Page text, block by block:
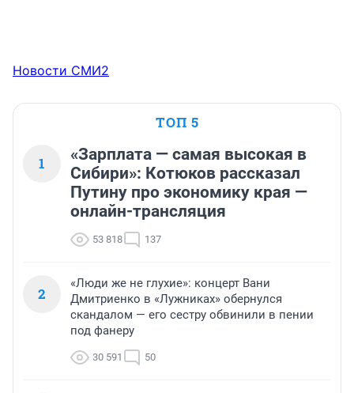
Новости СМИ2
ТОП 5
1
«Зарплата — самая высокая в
Сибири»: Котюков рассказал
Путину про экономику края —
онлайн-трансляция
53 818 137
2
«Люди же не глухие»: концерт Вани
Дмитриенко в «Лужниках» обернулся
скандалом — его сестру обвинили в пении
под фанеру
30 591 50